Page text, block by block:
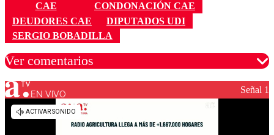
CAE
CONDONACIÓN CAE
DEUDORES CAE
DIPUTADOS UDI
SERGIO BOBADILLA
Ver comentarios
Los comentarios son moderados para garantizar un
EN VIVO Señal 1